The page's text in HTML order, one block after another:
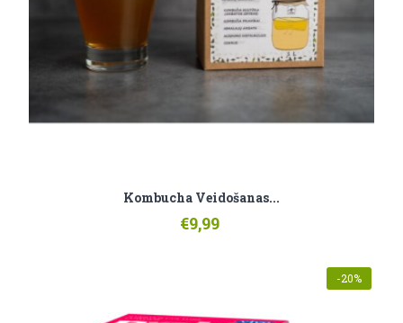
Kombucha Veidošanas...
€9,99
-20%